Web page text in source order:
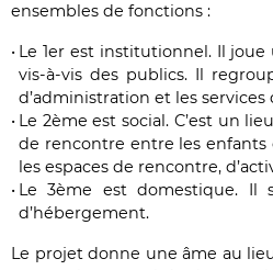
ensembles de fonctions :
Le 1er est institutionnel. Il
vis-à-vis des publics. Il
d’administration et les services
Le 2ème est social. C’est un
de rencontre entre les enfants
les espaces de rencontre,
Le 3ème est domestique. Il
d’hébergement.
Le projet donne une âme au